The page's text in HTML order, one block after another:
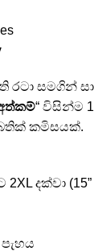
රටා සමගින්
“ විසින්ම
කමිසයක්.
දක්වා (15”